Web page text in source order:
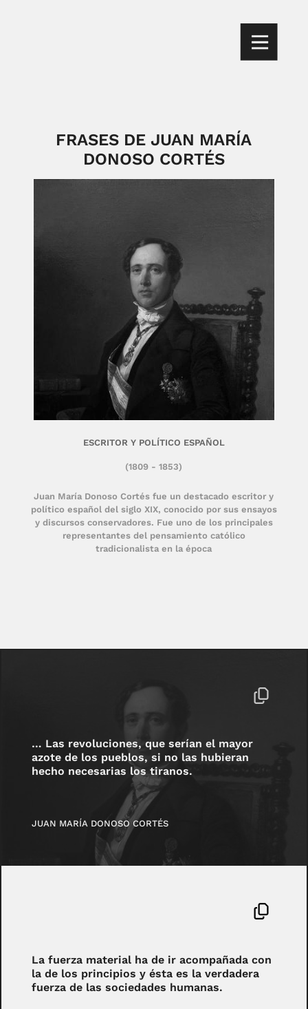
FRASES DE JUAN MARÍA
DONOSO CORTÉS
Juan María Donoso Cortés fue un destacado escritor y
político español del siglo XIX, conocido por sus ensayos
y discursos conservadores. Fue uno de los principales
representantes del pensamiento católico
tradicionalista en la época
(1809 - 1853)
ESCRITOR Y POLÍTICO ESPAÑOL
… Las revoluciones, que serían el mayor
azote de los pueblos, si no las hubieran
hecho necesarias los tiranos.
JUAN MARÍA DONOSO CORTÉS
La fuerza material ha de ir acompañada con
la de los principios y ésta es la verdadera
fuerza de las sociedades humanas.